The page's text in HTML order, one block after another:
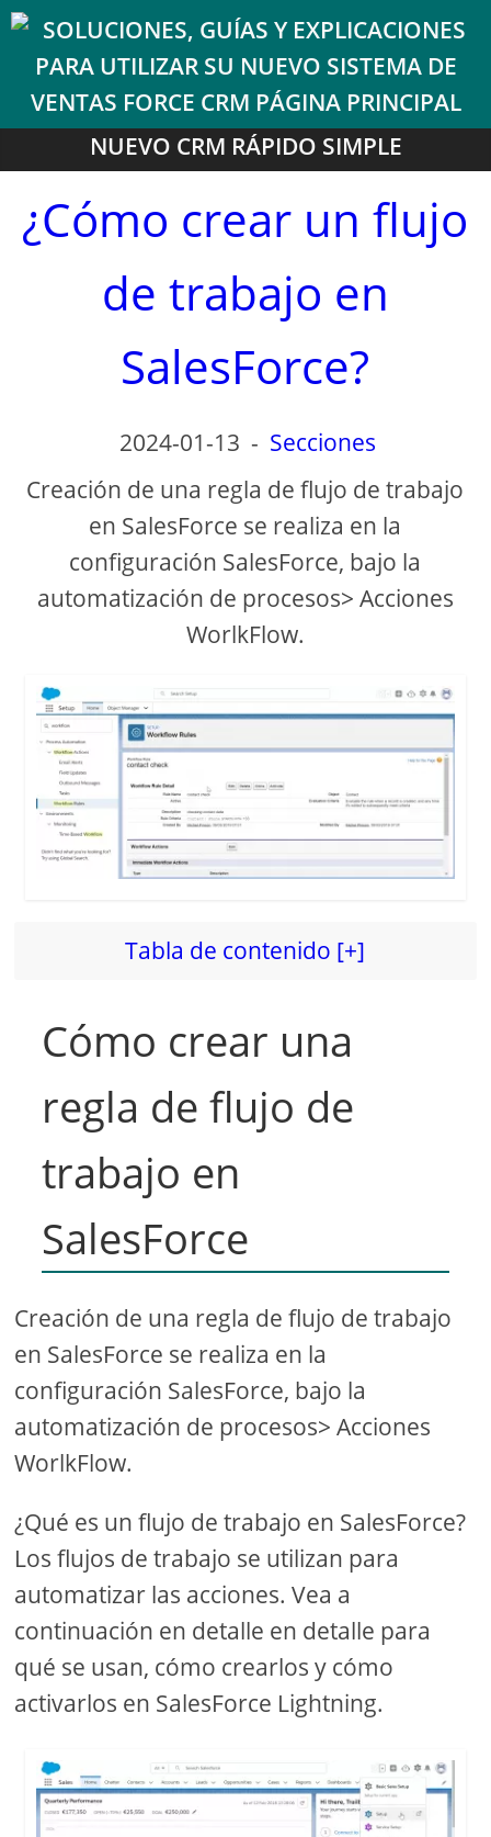
NUEVO CRM RÁPIDO SIMPLE
¿Cómo crear un flujo
de trabajo en
SalesForce?
2024-01-13 - Secciones
Creación de una regla de flujo de trabajo
en SalesForce se realiza en la
configuración SalesForce, bajo la
automatización de procesos> Acciones
WorlkFlow.
Tabla de contenido [+]
Cómo crear una
regla de flujo de
trabajo en
SalesForce
Creación de una regla de flujo de trabajo
en SalesForce se realiza en la
configuración SalesForce, bajo la
automatización de procesos> Acciones
WorlkFlow.
¿Qué es un flujo de trabajo en SalesForce?
Los flujos de trabajo se utilizan para
automatizar las acciones. Vea a
continuación en detalle en detalle para
qué se usan, cómo crearlos y cómo
activarlos en SalesForce Lightning.